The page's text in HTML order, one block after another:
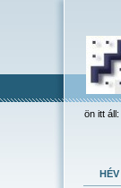
HEV
ön itt áll:
HÉV